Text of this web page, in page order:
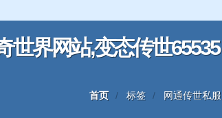
世界网站,变态传世65535
首页 标签 网通传世私服